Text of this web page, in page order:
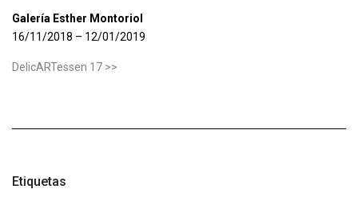
Galería Esther Montoriol
16/11/2018 – 12/01/2019
DelicARTessen 17 >>
Etiquetas